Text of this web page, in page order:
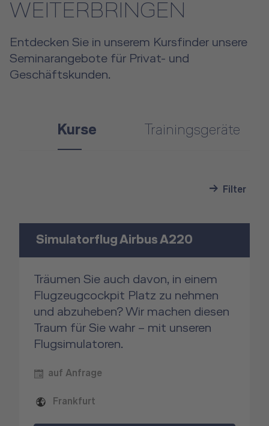
WEITERBRINGEN
Entdecken Sie in unserem Kursfinder unsere
Seminarangebote für Privat- und
Geschäftskunden.
Kurse Trainingsgeräte
Filter
Simulatorflug Airbus A220
Träumen Sie auch davon, in einem
Flugzeugcockpit Platz zu nehmen
und abzuheben? Wir machen diesen
Traum für Sie wahr – mit unseren
Flugsimulatoren.
auf Anfrage
Frankfurt